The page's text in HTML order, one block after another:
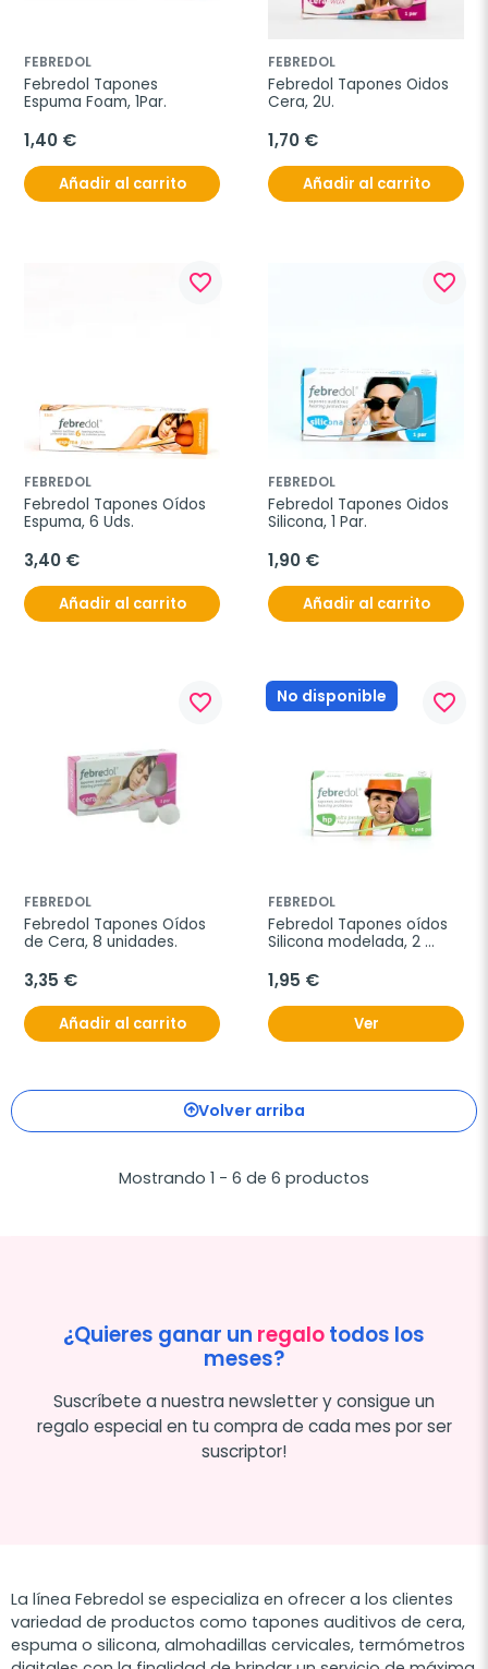
FEBREDOL
Febredol Tapones
Espuma Foam, 1Par.
1,40 €
Añadir al carrito
FEBREDOL
Febredol Tapones Oidos
Cera, 2U.
1,70 €
Añadir al carrito
favorite_border
FEBREDOL
Febredol Tapones Oídos
Espuma, 6 Uds.
3,40 €
Añadir al carrito
favorite_border
FEBREDOL
Febredol Tapones Oidos
Silicona, 1 Par.
1,90 €
Añadir al carrito
favorite_border
FEBREDOL
Febredol Tapones Oídos
de Cera, 8 unidades.
3,35 €
Añadir al carrito
No disponible favorite_border
FEBREDOL
Febredol Tapones oídos
Silicona modelada, 2
1,95 €
Ver
Volver arriba
Mostrando 1 - 6 de 6 productos
¿Quieres ganar un regalotodos los
meses?
Suscríbete a nuestra newsletter y consigue un
regalo especial en tu compra de cada mes por ser
suscriptor!
La línea Febredol se especializa en ofrecer a los clientes
variedad de productos como tapones auditivos de cera,
espuma o silicona, almohadillas cervicales, termómetros